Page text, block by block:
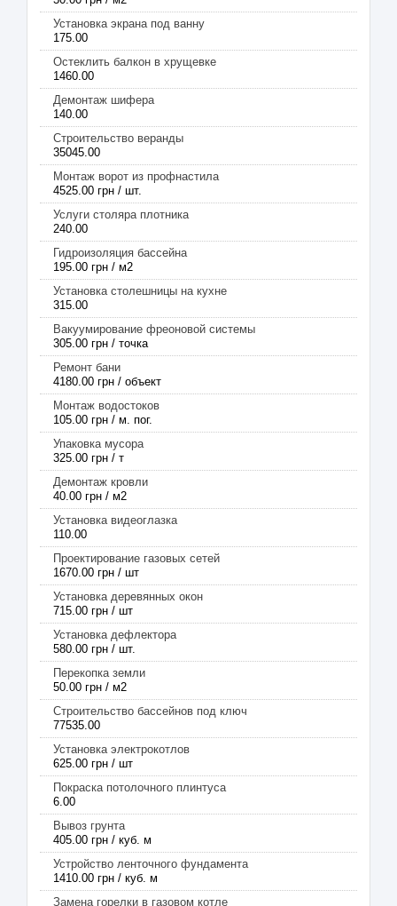
Установка экрана под ванну
175.00
Остеклить балкон в хрущевке
1460.00
Демонтаж шифера
140.00
Строительство веранды
35045.00
Монтаж ворот из профнастила
4525.00 грн / шт.
Услуги столяра плотника
240.00
Гидроизоляция бассейна
195.00 грн / м2
Установка столешницы на кухне
315.00
Вакуумирование фреоновой системы
305.00 грн / точка
Ремонт бани
4180.00 грн / объект
Монтаж водостоков
105.00 грн / м. пог.
Упаковка мусора
325.00 грн / т
Демонтаж кровли
40.00 грн / м2
Установка видеоглазка
110.00
Проектирование газовых сетей
1670.00 грн / шт
Установка деревянных окон
715.00 грн / шт
Установка дефлектора
580.00 грн / шт.
Перекопка земли
50.00 грн / м2
Строительство бассейнов под ключ
77535.00
Установка электрокотлов
625.00 грн / шт
Покраска потолочного плинтуса
6.00
Вывоз грунта
405.00 грн / куб. м
Устройство ленточного фундамента
1410.00 грн / куб. м
Замена горелки в газовом котле